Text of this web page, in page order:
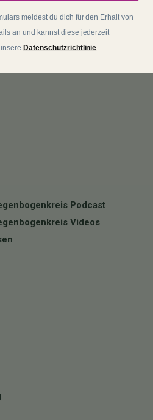
Podcast
Videos
meldest du dich für den Erhalt von
an und kannst diese jederzeit
Datenschutzrichtlinie